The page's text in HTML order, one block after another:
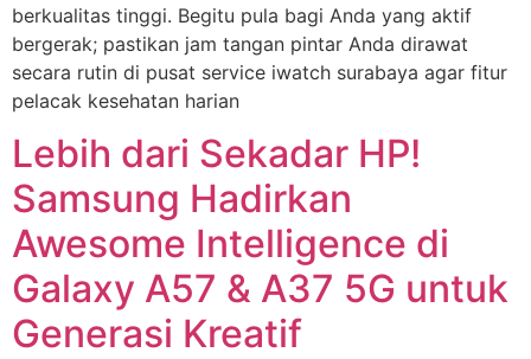
berkualitas tinggi. Begitu pula bagi Anda yang aktif
bergerak; pastikan jam tangan pintar Anda dirawat
secara rutin di pusat service iwatch surabaya agar fitur
pelacak kesehatan harian
Lebih dari Sekadar HP!
Samsung Hadirkan
Awesome Intelligence di
Galaxy A57 & A37 5G untuk
Generasi Kreatif